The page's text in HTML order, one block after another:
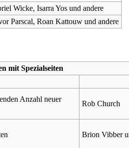
Wicke, Isarra Yos und andere
Parscal, Roan Kattouw und andere
mit Spezialseiten
Anzahl neuer
Rob Church
Brion Vibber